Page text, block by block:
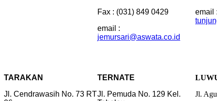
Fax : (031) 849 0429
email :
jemursari@aswata.co.id
email
TARAKAN
Jl. Cendrawasih No. 73 RT
TERNATE
Jl. Pemuda No. 129 Kel.
Jl.